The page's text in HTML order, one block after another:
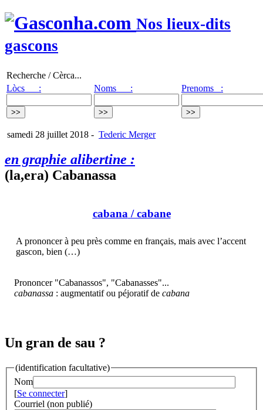
Nos lieux-dits
gascons
Recherche / Cèrca...
Lòcs :
Noms : Prenoms :
samedi 28 juillet 2018 - Tederic Merger
en graphie alibertine :
(la,era) Cabanassa
cabana/ cabane
A prononcer à peu près comme en français, mais avec l’accent
gascon, bien (…)
Prononcer "Cabanassos", "Cabanasses"...
cabanassa : augmentatif ou péjoratif de cabana
Un gran de sau ?
(identification facultative)
Nom
[Se connecter]
Courriel (non publié)